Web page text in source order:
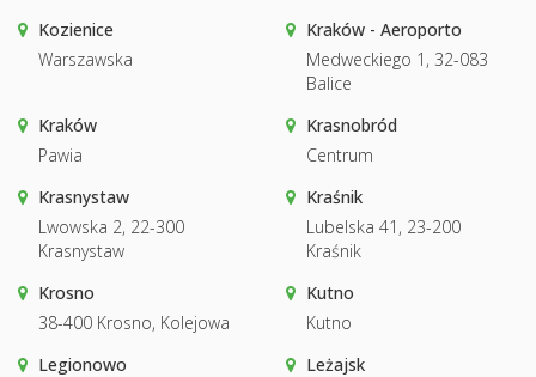
Kozienice
Warszawska
Kraków - Aeroporto
Medweckiego 1, 32-083
Balice
Kraków
Pawia
Krasnobród
Centrum
Krasnystaw
Lwowska 2, 22-300
Krasnystaw
Kraśnik
Lubelska 41, 23-200
Kraśnik
Krosno
38-400 Krosno, Kolejowa
Kutno
Kutno
Legionowo
Leżajsk